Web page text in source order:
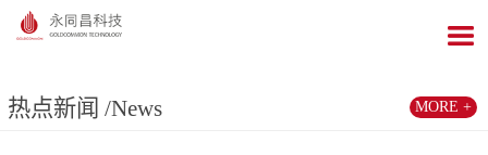
热点新闻 /News MORE +